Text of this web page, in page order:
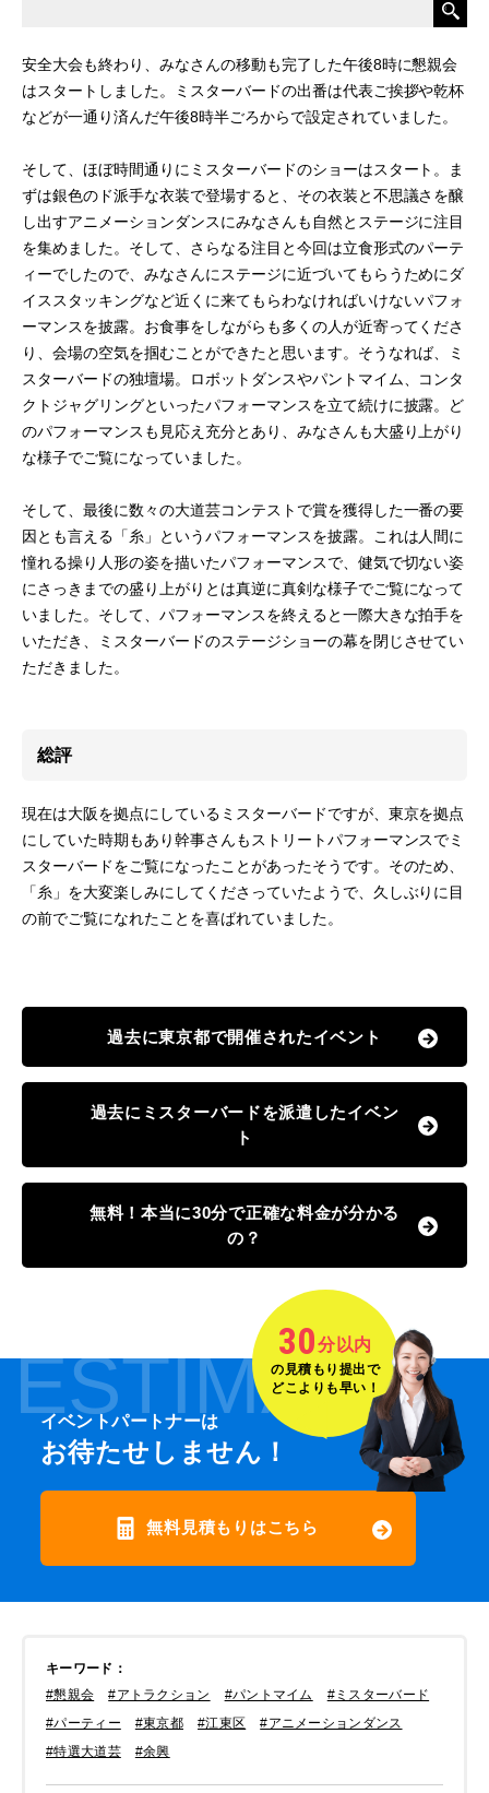
安全大会も終わり、みなさんの移動も完了した午後8時に懇親会
はスタートしました。ミスターバードの出番は代表ご挨拶や乾杯
などが一通り済んだ午後8時半ごろからで設定されていました。
そして、ほぼ時間通りにミスターバードのショーはスタート。ま
ずは銀色のド派手な衣装で登場すると、その衣装と不思議さを醸
し出すアニメーションダンスにみなさんも自然とステージに注目
を集めました。そして、さらなる注目と今回は立食形式のパーテ
ィーでしたので、みなさんにステージに近づいてもらうためにダ
イススタッキングなど近くに来てもらわなければいけないパフォ
ーマンスを披露。お食事をしながらも多くの人が近寄ってくださ
り、会場の空気を掴むことができたと思います。そうなれば、ミ
スターバードの独壇場。ロボットダンスやパントマイム、コンタ
クトジャグリングといったパフォーマンスを立て続けに披露。ど
のパフォーマンスも見応え充分とあり、みなさんも大盛り上がり
な様子でご覧になっていました。
そして、最後に数々の大道芸コンテストで賞を獲得した一番の要
因とも言える「糸」というパフォーマンスを披露。これは人間に
憧れる操り人形の姿を描いたパフォーマンスで、健気で切ない姿
にさっきまでの盛り上がりとは真逆に真剣な様子でご覧になって
いました。そして、パフォーマンスを終えると一際大きな拍手を
いただき、ミスターバードのステージショーの幕を閉じさせてい
ただきました。
総評
現在は大阪を拠点にしているミスターバードですが、東京を拠点
にしていた時期もあり幹事さんもストリートパフォーマンスでミ
スターバードをご覧になったことがあったそうです。そのため、
「糸」を大変楽しみにしてくださっていたようで、久しぶりに目
の前でご覧になれたことを喜ばれていました。
過去に東京都で開催されたイベント
過去にミスターバードを派遣したイベン
ト
無料！本当に30分で正確な料金が分かる
の？
ESTIMATE
イベントパートナーは
お待たせしません！
無料見積もりはこちら
30分以内
の見積もり提出で
どこよりも早い！
キーワード ：
#懇親会
#アトラクション #パントマイム
#ミスターバード
#パーティー
#東京都 #江東区
#アニメーションダンス
#特選大道芸
#余興